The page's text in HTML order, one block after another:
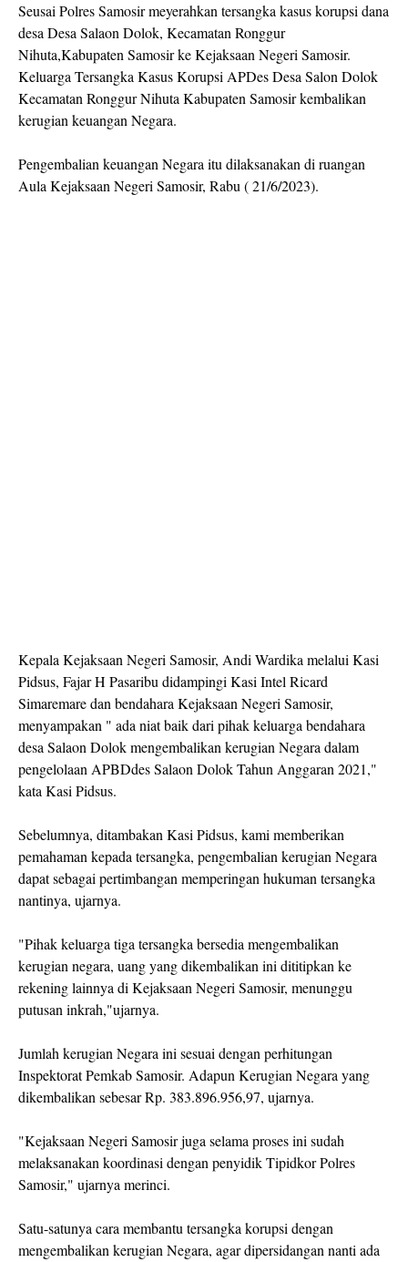
Seusai Polres Samosir meyerahkan tersangka kasus korupsi dana
desa Desa Salaon Dolok, Kecamatan Ronggur
Nihuta,Kabupaten Samosir ke Kejaksaan Negeri Samosir.
Keluarga Tersangka Kasus Korupsi APDes Desa Salon Dolok
Kecamatan Ronggur Nihuta Kabupaten Samosir kembalikan
kerugian keuangan Negara.
Pengembalian keuangan Negara itu dilaksanakan di ruangan
Aula Kejaksaan Negeri Samosir, Rabu ( 21/6/2023).
Kepala Kejaksaan Negeri Samosir, Andi Wardika melalui Kasi
Pidsus, Fajar H Pasaribu didampingi Kasi Intel Ricard
Simaremare dan bendahara Kejaksaan Negeri Samosir,
menyampakan " ada niat baik dari pihak keluarga bendahara
desa Salaon Dolok mengembalikan kerugian Negara dalam
pengelolaan APBDdes Salaon Dolok Tahun Anggaran 2021,"
kata Kasi Pidsus.
Sebelumnya, ditambakan Kasi Pidsus, kami memberikan
pemahaman kepada tersangka, pengembalian kerugian Negara
dapat sebagai pertimbangan memperingan hukuman tersangka
nantinya, ujarnya.
"Pihak keluarga tiga tersangka bersedia mengembalikan
kerugian negara, uang yang dikembalikan ini dititipkan ke
rekening lainnya di Kejaksaan Negeri Samosir, menunggu
putusan inkrah,"ujarnya.
Jumlah kerugian Negara ini sesuai dengan perhitungan
Inspektorat Pemkab Samosir. Adapun Kerugian Negara yang
dikembalikan sebesar Rp. 383.896.956,97, ujarnya.
"Kejaksaan Negeri Samosir juga selama proses ini sudah
melaksanakan koordinasi dengan penyidik Tipidkor Polres
Samosir," ujarnya merinci.
Satu-satunya cara membantu tersangka korupsi dengan
mengembalikan kerugian Negara, agar dipersidangan nanti ada